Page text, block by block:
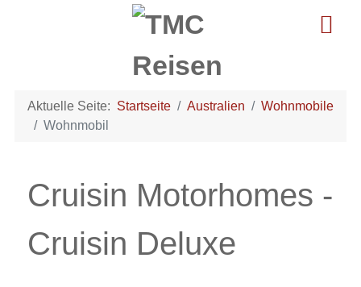
Aktuelle Seite: Startseite Australien
Wohnmobile
Wohnmobil
Cruisin Motorhomes -
Cruisin Deluxe